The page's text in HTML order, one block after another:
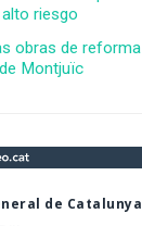
riesgo
obras de
Montjuïc